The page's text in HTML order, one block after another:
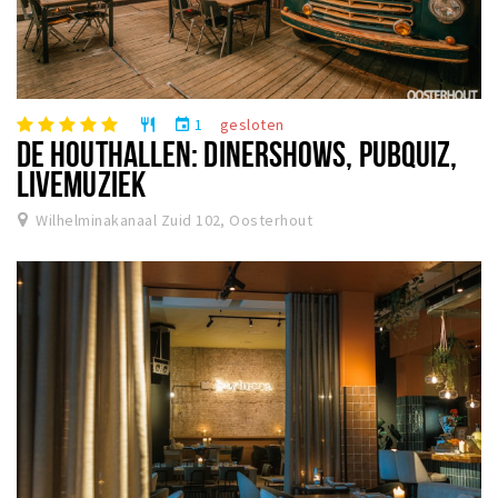
restaurant event 1 gesloten
DE HOUTHALLEN: DINERSHOWS, PUBQUIZ,
LIVEMUZIEK
Wilhelminakanaal Zuid 102, Oosterhout